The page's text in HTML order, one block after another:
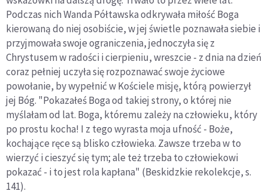
Podczas nich Wanda Półtawska odkrywała miłość Boga
kierowaną do niej osobiście, w jej świetle poznawała siebie i
przyjmowała swoje ograniczenia, jednoczyła się z
Chrystusem w radości i cierpieniu, wreszcie - z dnia na dzień
coraz pełniej uczyła się rozpoznawać swoje życiowe
powołanie, by wypełnić w Kościele misję, którą powierzył
jej Bóg. "Pokazałeś Boga od takiej strony, o której nie
myślałam od lat. Boga, któremu zależy na człowieku, który
po prostu kocha! I z tego wyrasta moja ufność - Boże,
kochające ręce są blisko człowieka. Zawsze trzeba w to
wierzyć i cieszyć się tym; ale też trzeba to człowiekowi
pokazać - i to jest rola kapłana" (Beskidzkie rekolekcje, s.
141).